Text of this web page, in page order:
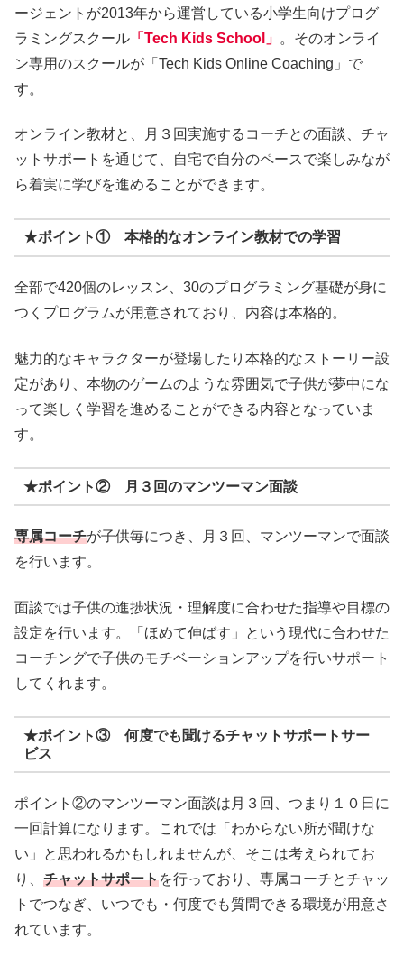
ージェントが2013年から運営している小学生向けプログ
ラミングスクール 「Tech Kids School」 。そのオンライ
ン専用のスクールが「Tech Kids Online Coaching」で
す。
オンライン教材と、月３回実施するコーチとの面談、チャ
ットサポートを通じて、自宅で自分のペースで楽しみなが
ら着実に学びを進めることができます。
★ポイント① 本格的なオンライン教材での学習
全部で420個のレッスン、30のプログラミング基礎が身に
つくプログラムが用意されており、内容は本格的。
魅力的なキャラクターが登場したり本格的なストーリー設
定があり、本物のゲームのような雰囲気で子供が夢中にな
って楽しく学習を進めることができる内容となっていま
す。
★ポイント② 月３回のマンツーマン面談
専属コーチが子供毎につき、月３回、マンツーマンで面談
を行います。
面談では子供の進捗状況・理解度に合わせた指導や目標の
設定を行います。「ほめて伸ばす」という現代に合わせた
コーチングで子供のモチベーションアップを行いサポート
してくれます。
★ポイント③ 何度でも聞けるチャットサポートサー
ビス
ポイント②のマンツーマン面談は月３回、つまり１０日に
一回計算になります。これでは「わからない所が聞けな
い」と思われるかもしれませんが、そこは考えられてお
り、 チャットサポートを行っており、専属コーチとチャッ
トでつなぎ、いつでも・何度でも質問できる環境が用意さ
れています。